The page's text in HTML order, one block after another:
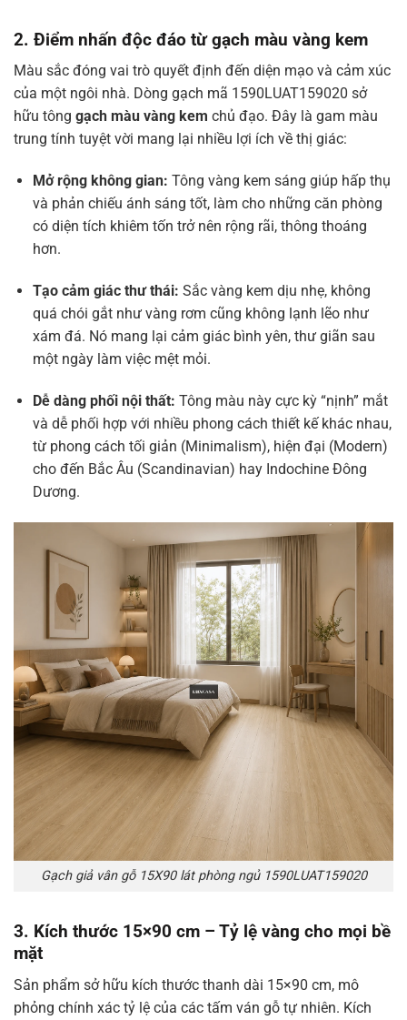
2. Điểm nhấn độc đáo từ gạch màu vàng kem
Màu sắc đóng vai trò quyết định đến diện mạo và cảm xúc
của một ngôi nhà. Dòng gạch mã 1590LUAT159020 sở
hữu tông gạch màu vàng kem chủ đạo. Đây là gam màu
trung tính tuyệt vời mang lại nhiều lợi ích về thị giác:
Mở rộng không gian: Tông vàng kem sáng giúp hấp thụ
và phản chiếu ánh sáng tốt, làm cho những căn phòng
có diện tích khiêm tốn trở nên rộng rãi, thông thoáng
hơn.
Tạo cảm giác thư thái: Sắc vàng kem dịu nhẹ, không
quá chói gắt như vàng rơm cũng không lạnh lẽo như
xám đá. Nó mang lại cảm giác bình yên, thư giãn sau
một ngày làm việc mệt mỏi.
Dễ dàng phối nội thất: Tông màu này cực kỳ “nịnh” mắt
và dễ phối hợp với nhiều phong cách thiết kế khác nhau,
từ phong cách tối giản (Minimalism), hiện đại (Modern)
cho đến Bắc Âu (Scandinavian) hay Indochine Đông
Dương.
Gạch giả vân gỗ 15X90 lát phòng ngủ 1590LUAT159020
3. Kích thước 15×90 cm – Tỷ lệ vàng cho mọi bề
mặt
Sản phẩm sở hữu kích thước thanh dài 15×90 cm, mô
phỏng chính xác tỷ lệ của các tấm ván gỗ tự nhiên. Kích